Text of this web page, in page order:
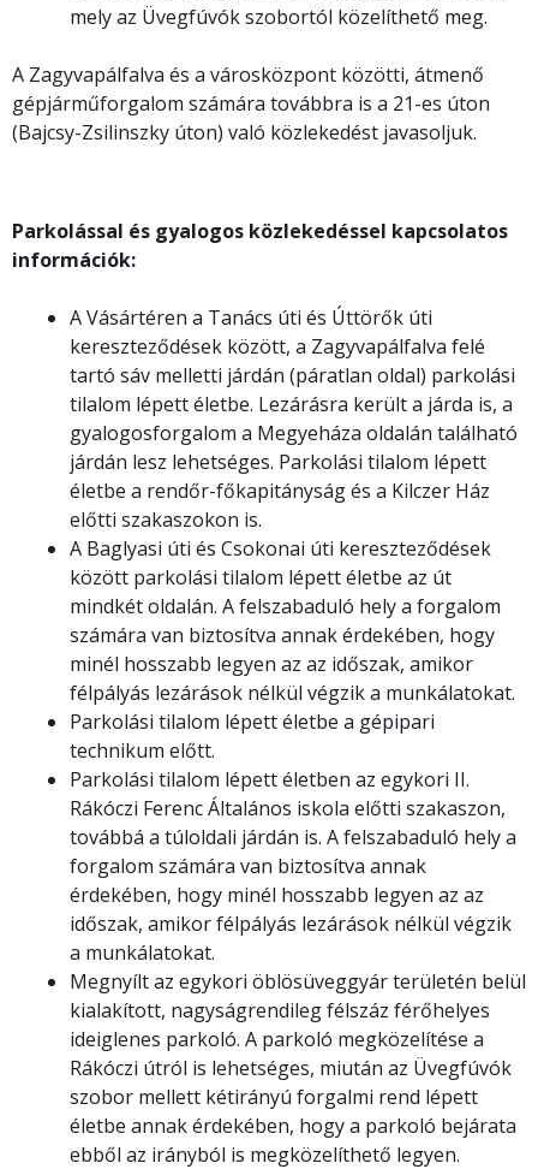
mely az Üvegfúvók szobortól közelíthető meg.
A Zagyvapálfalva és a városközpont közötti, átmenő
gépjárműforgalom számára továbbra is a 21-es úton
(Bajcsy-Zsilinszky úton) való közlekedést javasoljuk.
Parkolással és gyalogos közlekedéssel kapcsolatos
információk:
A Vásártéren a Tanács úti és Úttörők úti
kereszteződések között, a Zagyvapálfalva felé
tartó sáv melletti járdán (páratlan oldal) parkolási
tilalom lépett életbe. Lezárásra került a járda is, a
gyalogosforgalom a Megyeháza oldalán található
járdán lesz lehetséges. Parkolási tilalom lépett
életbe a rendőr-főkapitányság és a Kilczer Ház
előtti szakaszokon is.
A Baglyasi úti és Csokonai úti kereszteződések
között parkolási tilalom lépett életbe az út
mindkét oldalán. A felszabaduló hely a forgalom
számára van biztosítva annak érdekében, hogy
minél hosszabb legyen az az időszak, amikor
félpályás lezárások nélkül végzik a munkálatokat.
Parkolási tilalom lépett életbe a gépipari
technikum előtt.
Parkolási tilalom lépett életben az egykori II.
Rákóczi Ferenc Általános iskola előtti szakaszon,
továbbá a túloldali járdán is. A felszabaduló hely a
forgalom számára van biztosítva annak
érdekében, hogy minél hosszabb legyen az az
időszak, amikor félpályás lezárások nélkül végzik
a munkálatokat.
Megnyílt az egykori öblösüveggyár területén belül
kialakított, nagyságrendileg félszáz férőhelyes
ideiglenes parkoló. A parkoló megközelítése a
Rákóczi útról is lehetséges, miután az Üvegfúvók
szobor mellett kétirányú forgalmi rend lépett
életbe annak érdekében, hogy a parkoló bejárata
ebből az irányból is megközelíthető legyen.